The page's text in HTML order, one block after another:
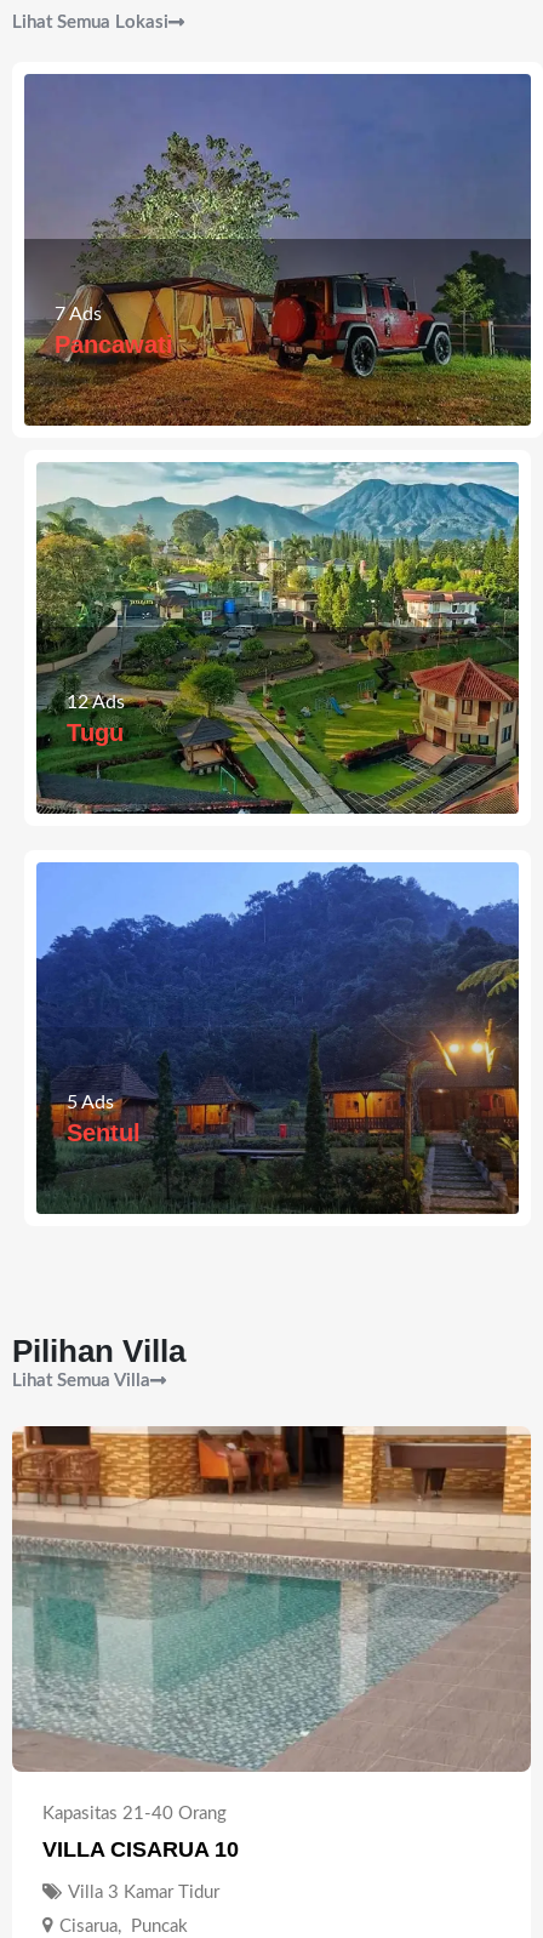
Lihat Semua Lokasi
7Ads
Pancawati
12Ads
Tugu
5Ads
Sentul
Pilihan Villa
Lihat Semua Villa
Kapasitas 21-40 Orang
VILLA CISARUA 10
Villa 3 Kamar Tidur
Cisarua, Puncak